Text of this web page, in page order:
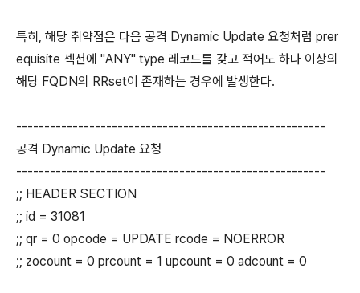
특히, 해당 취약점은 다음 공격 Dynamic Update 요청처럼 prer
equisite 섹션에 "ANY" type 레코드를 갖고 적어도 하나 이상의
해당 FQDN의 RRset이 존재하는 경우에 발생한다.
-------------------------------------------------------
공격 Dynamic Update 요청
-------------------------------------------------------
;; HEADER SECTION
;; id = 31081
;; qr = 0 opcode = UPDATE rcode = NOERROR
;; zocount = 0 prcount = 1 upcount = 0 adcount = 0